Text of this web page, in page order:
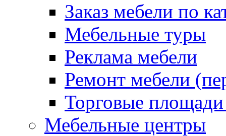
Заказ мебели по
Мебельные туры
Реклама мебели
Ремонт мебели
Торговые
Мебельные центры